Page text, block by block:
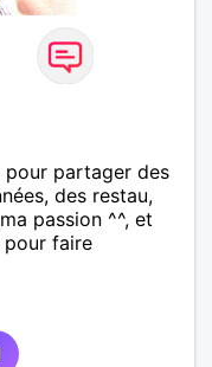
pour partager des
des restau,
passion ^^, et
faire